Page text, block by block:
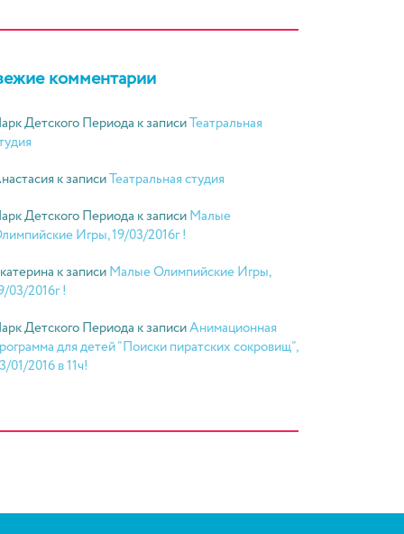
комментарии
Детского Периода к записиТеатральная
к записиТеатральная студия
Детского Периода к записиМалые
Игры, 19/03/2016г !
к записиМалые Олимпийские Игры,
03/2016г !
Детского Периода к записиАнимационная
для детей “Поиски пиратских сокровищ”,
01/2016 в 11ч!